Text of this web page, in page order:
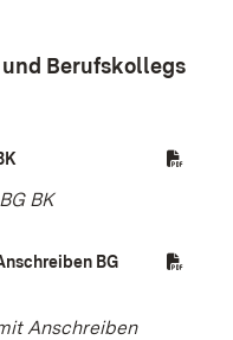
Berufskollegs
(Öffnet in neuem Fenster)
BK
BG
Anschreiben